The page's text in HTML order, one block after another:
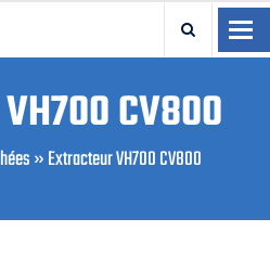
CV800
»Extracteur VH700 CV800